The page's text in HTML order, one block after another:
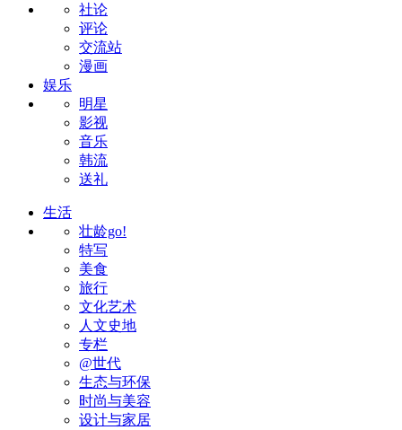
社论
评论
交流站
漫画
娱乐
明星
影视
音乐
韩流
送礼
生活
壮龄go!
特写
美食
旅行
文化艺术
人文史地
专栏
@世代
生态与环保
时尚与美容
设计与家居